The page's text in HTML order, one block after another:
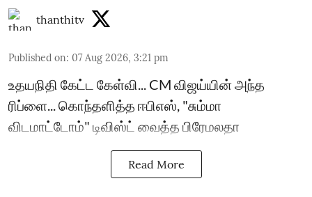
thanthitv
Published on: 07 Aug 2026, 3:21 pm
உதயநிதி கேட்ட கேள்வி... CM விஜய்யின் அந்த
ரிப்ளை... கொந்தளித்த ஈபிஎஸ், "சும்மா
விடமாட்டோம்" டிவிஸ்ட் வைத்த பிரேமலதா
Read More